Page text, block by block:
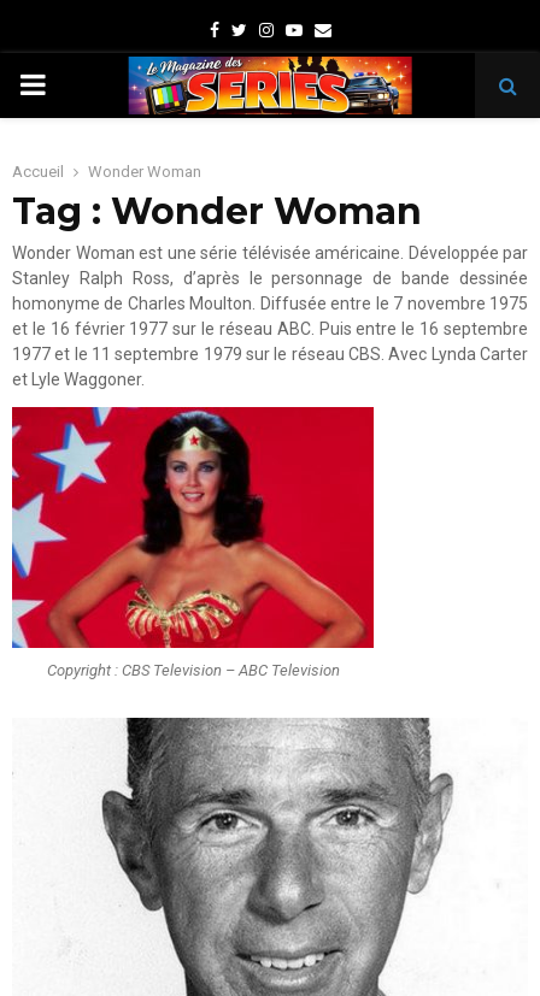
Facebook
TwitterInstagram
Youtube
Email
PRIMARY
Accueil Wonder Woman
Tag : Wonder Woman
Wonder Woman est une série télévisée américaine. Développée par
Stanley Ralph Ross, d’après le personnage de bande dessinée
homonyme de Charles Moulton. Diffusée entre le 7 novembre 1975
et le 16 février 1977 sur le réseau ABC. Puis entre le 16 septembre
1977 et le 11 septembre 1979 sur le réseau CBS. Avec Lynda Carter
et Lyle Waggoner.
Copyright : CBS Television – ABC Television